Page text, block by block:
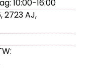
10:00-16:00
AJ,